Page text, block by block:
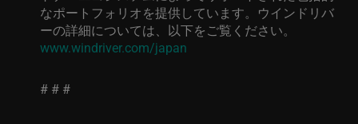
なポートフォリオを提供しています。ウインドリバ
ーの詳細については、以下をご覧ください。
www.windriver.com/japan
# # #